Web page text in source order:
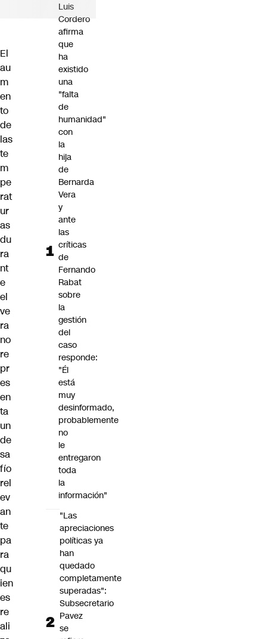
El
au
m
en
to
de
las
te
m
pe
rat
ur
as
du
ra
nt
e
el
ve
ra
no
re
pr
es
en
ta
un
de
sa
fío
rel
ev
an
te
pa
ra
qu
ien
es
re
ali
Luis
Cordero
afirma
que
ha
existido
una
"falta
de
humanidad"
con
la
hija
de
Bernarda
Vera
y
ante
las
críticas
de
Fernando
Rabat
sobre
la
gestión
del
caso
responde:
"Él
está
muy
desinformado,
probablemente
no
le
entregaron
toda
la
información"
"Las
apreciaciones
políticas ya
han
quedado
completamente
superadas":
Subsecretario
Pavez
se